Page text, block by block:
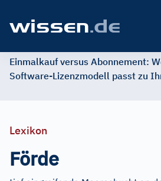
Einmalkauf versus Abonnement:
Software-Lizenzmodell passt zu
Lexikon
Förde